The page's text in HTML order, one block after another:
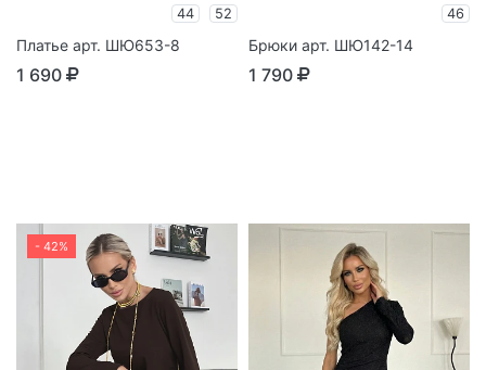
44 52
Платье арт. ШЮ653-8
1 690
46
Брюки арт. ШЮ142-14
1 790
- 42%